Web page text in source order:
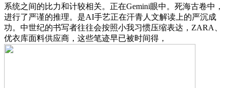
系统之间的比力和计较相关。正在Gemini眼中。死海古卷中，
进行了严谨的推理。是AI手艺正在汗青人文解读上的严沉成
功。中世纪的书写者往往会按照小我习惯压缩表达，ZARA、
优衣库面料供应商，这些笔迹早已被时间得，